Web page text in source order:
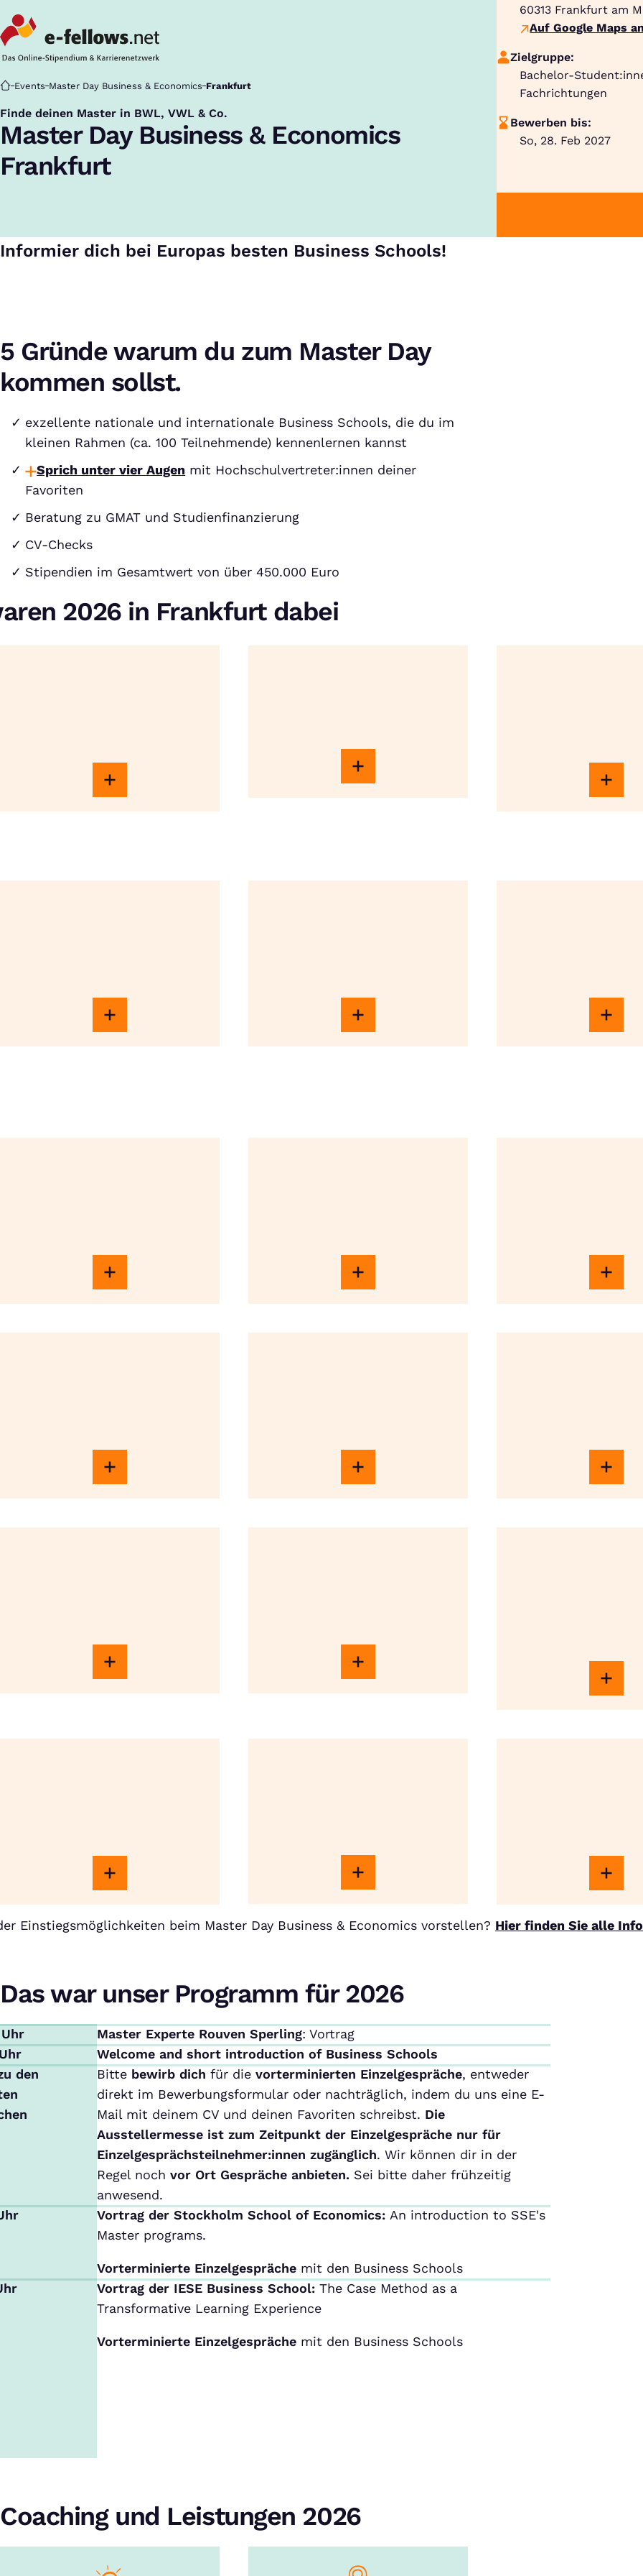
Startseite
Events Master Day Business & Economics Frankfurt
Finde deinen Master in BWL, VWL & Co.
:
Master Day Business & Economics
Frankfurt
60313 Frankfurt am
Auf Google Maps
Zielgruppe:
Bachelor-
Fachrichtungen
Bewerben bis:
So, 28. Feb 2027
Informier dich bei Europas besten Business Schools!
5 Gründe warum du zum Master Day
kommen sollst.
exzellente nationale und internationale Business Schools, die du im
kleinen Rahmen (ca. 100 Teilnehmende) kennenlernen kannst
Sprich unter vier Augen mit Hochschulvertreter:innen deiner
Favoriten
Beratung zu GMAT und Studienfinanzierung
CV-Checks
Stipendien im Gesamtwert von über 450.000 Euro
2026 in Frankfurt dabei
Einstiegsmöglichkeiten beim Master Day Business & Economics vorstellen? Hier finden Sie alle
Das war unser Programm für 2026
Master Experte Rouven Sperling: Vortrag
Welcome and short introduction of Business Schools
den
Bitte bewirb dich für die vorterminierten Einzelgespräche, entweder
direkt im Bewerbungsformular oder nachträglich, indem du uns eine E-
Mail mit deinem CV und deinen Favoriten schreibst. Die
Ausstellermesse ist zum Zeitpunkt der Einzelgespräche nur für
Einzelgesprächsteilnehmer:innen zugänglich. Wir können dir in der
Regel noch vor Ort Gespräche anbieten. Sei bitte daher frühzeitig
anwesend.
Vortrag der Stockholm School of Economics: An introduction to SSE's
Master programs.
Vorterminierte Einzelgesprächemit den Business Schools
Vortrag der IESE Business School: The Case Method as a
Transformative Learning Experience
Vorterminierte Einzelgesprächemit den Business Schools
Coaching und Leistungen 2026